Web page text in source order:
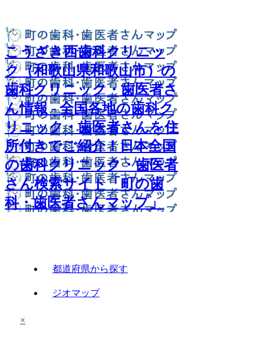
こうざき西歯科クリニッ
ク（和歌山県和歌山市）の
歯科クリニック・歯医者さ
ん情報 - 全国各地の歯科ク
リニック・歯医者さんを住
所付きでご紹介！日本全国
の歯科クリニック・歯医者
さん検索サイト「町の歯
科・歯医者さんマップ」
都道府県から探す
ジオマップ
×